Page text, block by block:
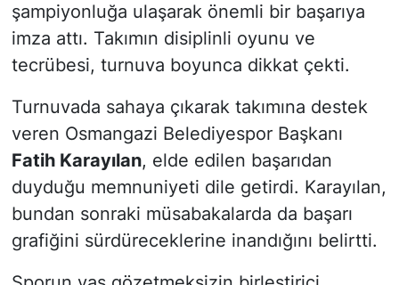
şampiyonluğa ulaşarak önemli bir başarıya
imza attı. Takımın disiplinli oyunu ve
tecrübesi, turnuva boyunca dikkat çekti.
Turnuvada sahaya çıkarak takımına destek
veren Osmangazi Belediyespor Başkanı
Fatih Karayılan, elde edilen başarıdan
duyduğu memnuniyeti dile getirdi. Karayılan,
bundan sonraki müsabakalarda da başarı
grafiğini sürdüreceklerine inandığını belirtti.